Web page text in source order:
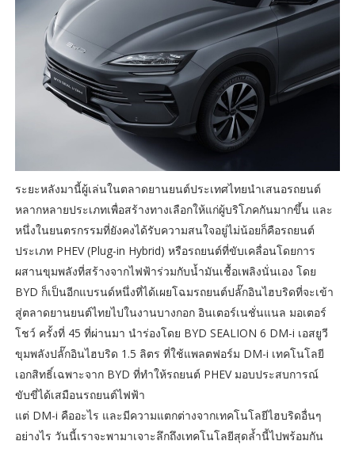
ระยะหลังมานี้ผู้เล่นในตลาดยานยนต์ประเทศไทยนำเสนอรถยนต์
หลากหลายประเภทเพื่อสร้างทางเลือกให้แก่ผู้บริโภคกันมากขึ้น และ
หนึ่งในยนตรกรรมที่ยังคงได้รับความสนใจอยู่ไม่น้อยก็คือรถยนต์
ประเภท PHEV (Plug-in Hybrid) หรือรถยนต์ที่ขับเคลื่อนโดยการ
ผสานขุมพลังที่สร้างจากไฟฟ้าร่วมกับน้ำมันเชื้อเพลิงนั่นเอง โดย
BYD ก็เป็นอีกแบรนด์หนึ่งที่ได้เผยโฉมรถยนต์ปลั๊กอินไฮบริดที่จะเข้า
สู่ตลาดยานยนต์ไทยไปในงานบางกอก อินเตอร์เนชั่นแนล มอเตอร์
โชว์ ครั้งที่ 45 ที่ผ่านมา นำร่องโดย BYD SEALION 6 DM-i เอสยูวี
ขุมพลังปลั๊กอินไฮบริด 1.5 ลิตร ที่ใช้แพลตฟอร์ม DM-i เทคโนโลยี
เอกสิทธิ์เฉพาะจาก BYD ที่ทำให้รถยนต์ PHEV มอบประสบการณ์
ขับขี่ได้เสมือนรถยนต์ไฟฟ้า
แต่ DM-i คืออะไร และมีความแตกต่างจากเทคโนโลยีไฮบริดอื่นๆ
อย่างไร วันนี้เราจะพามาเจาะลึกถึงเทคโนโลยีสุดล้ำนี้ไปพร้อมกัน